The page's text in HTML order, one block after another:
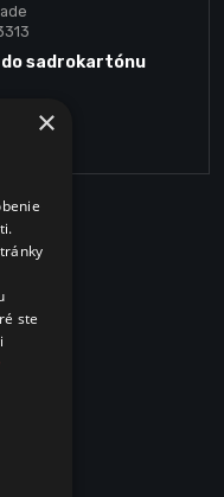
do sadrokartónu
×
ste